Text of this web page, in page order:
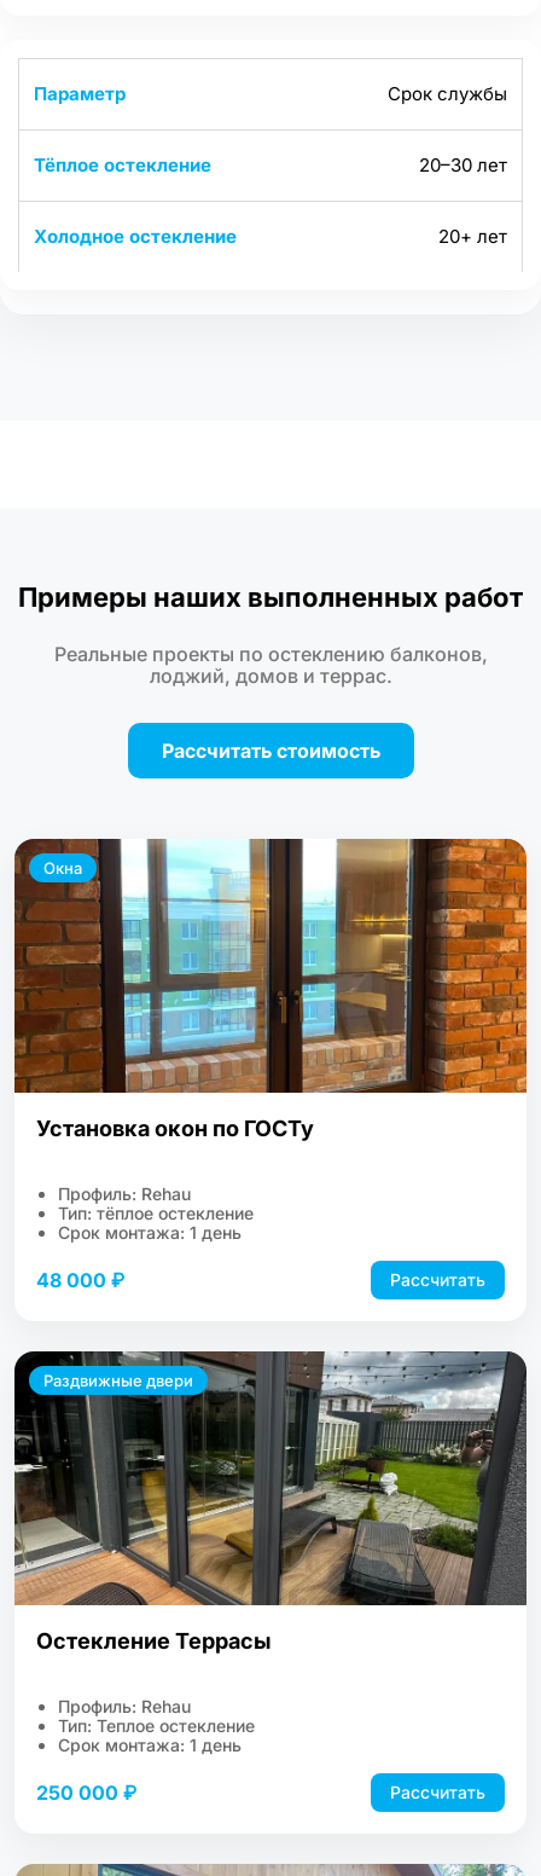
Срок службы
20–30 лет
20+ лет
Примеры наших выполненных работ
Реальные проекты по остеклению балконов,
лоджий, домов и террас.
Рассчитать стоимость
Окна
Установка окон по ГОСТу
Профиль: Rehau
Тип: тёплое остекление
Срок монтажа: 1 день
48 000 ₽ Рассчитать
Раздвижные двери
Остекление Террасы
Профиль: Rehau
Тип: Теплое остекление
Срок монтажа: 1 день
250 000 ₽ Рассчитать